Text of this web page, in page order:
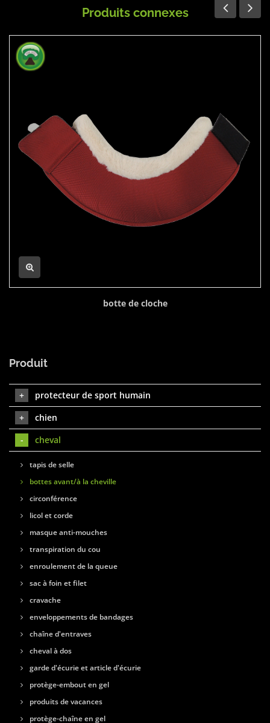
Produits connexes
botte de cloche
Produit
protecteur de sport humain
chien
cheval
tapis de selle
bottes avant/à la cheville
circonférence
licol et corde
masque anti-mouches
transpiration du cou
enroulement de la queue
sac à foin et filet
cravache
enveloppements de bandages
chaîne d'entraves
cheval à dos
garde d'écurie et article d'écurie
protège-embout en gel
produits de vacances
protège-chaîne en gel